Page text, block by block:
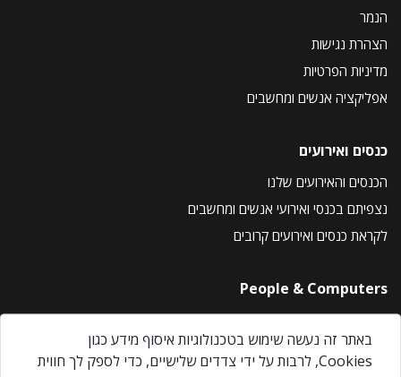
הנמר
הצהרת נגישות
מדיניות הפרטיות
אפליקציה אנשים ומחשבים
כנסים ואירועים
הכנסים והאירועים שלנו
נצפיתם בכנסי ואירועי אנשים ומחשבים
לקראת כנסים ואירועים קרובים
People & Computers
About Us
Privacy Policy
באתר זה נעשה שימוש בטכנולוגיות איסוף מידע כגון
Cookies, לרבות על ידי צדדים שלישיים, כדי לספק לך חווית